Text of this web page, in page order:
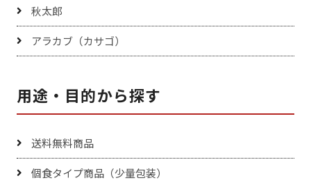
秋太郎
アラカブ（カサゴ）
用途・目的から探す
送料無料商品
個食タイプ商品（少量包装）